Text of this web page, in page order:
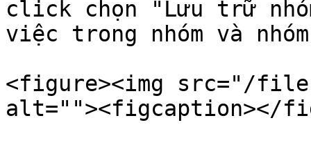
click chọn "Lưu trữ
việc trong nhóm và
<figure><img src="/files/
alt=""><figcaption></